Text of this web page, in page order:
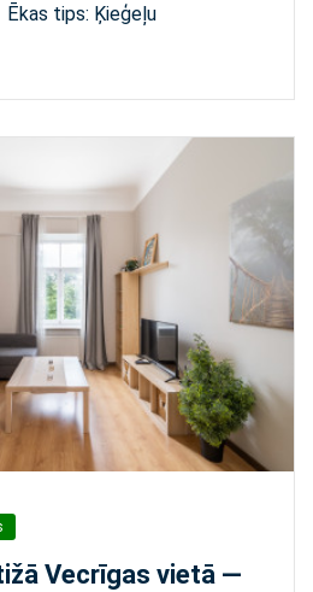
Ēkas tips: Ķieģeļu
Vecrīgas vietā —